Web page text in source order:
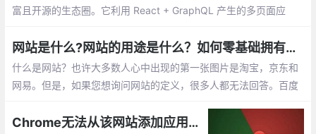
富且开源的生态圈。它利用 React + GraphQL 产生的多页面应
索这个系统吧。 GatsbyJS 是一个拥有超过 2万 Stars，3500 fork
s 的 React 网站生成系统。
网站是什么?网站的用途是什么？如何零基础拥有自己的网站？
什么是网站？也许大多数人心中出现的第一张图片是淘宝，京东和
网易。但是，如果您想询问网站的定义，很多人都无法回答。百度
语言下的应用程序）等工具
Chrome无法从该网站添加应用，扩展程序和用户脚本